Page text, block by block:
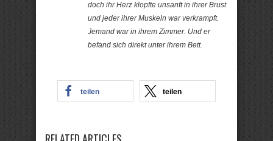
doch ihr Herz klopfte unsanft in ihrer Brust
und jeder ihrer Muskeln war verkrampft.
Jemand war in ihrem Zimmer. Und er
befand sich direkt unter ihrem Bett.
teilen teilen